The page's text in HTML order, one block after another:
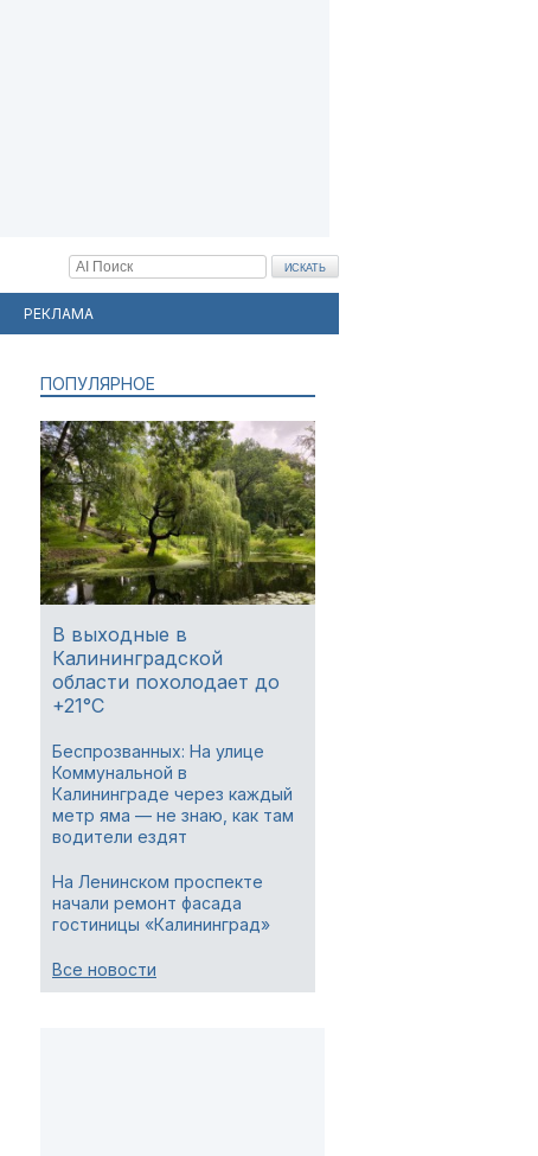
РЕКЛАМА
ПОПУЛЯРНОЕ
В выходные в
Калининградской
области похолодает до
+21°C
Беспрозванных: На улице
Коммунальной в
Калининграде через каждый
метр яма — не знаю, как там
водители ездят
На Ленинском проспекте
начали ремонт фасада
гостиницы «Калининград»
Все новости